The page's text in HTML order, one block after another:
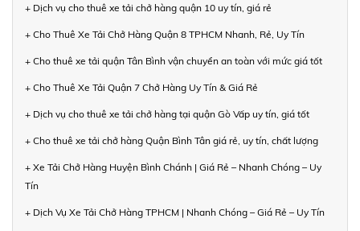
+ Dịch vụ cho thuê xe tải chở hàng quận 10 uy tín, giá rẻ
+ Cho Thuê Xe Tải Chở Hàng Quận 8 TPHCM Nhanh, Rẻ, Uy Tín
+ Cho thuê xe tải quận Tân Bình vận chuyển an toàn với mức giá tốt
+ Cho Thuê Xe Tải Quận 7 Chở Hàng Uy Tín & Giá Rẻ
+ Dịch vụ cho thuê xe tải chở hàng tại quận Gò Vấp uy tín, giá tốt
+ Cho thuê xe tải chở hàng Quận Bình Tân giá rẻ, uy tín, chất lượng
+ Xe Tải Chở Hàng Huyện Bình Chánh | Giá Rẻ – Nhanh Chóng – Uy
Tín
+ Dịch Vụ Xe Tải Chở Hàng TPHCM | Nhanh Chóng – Giá Rẻ – Uy Tín